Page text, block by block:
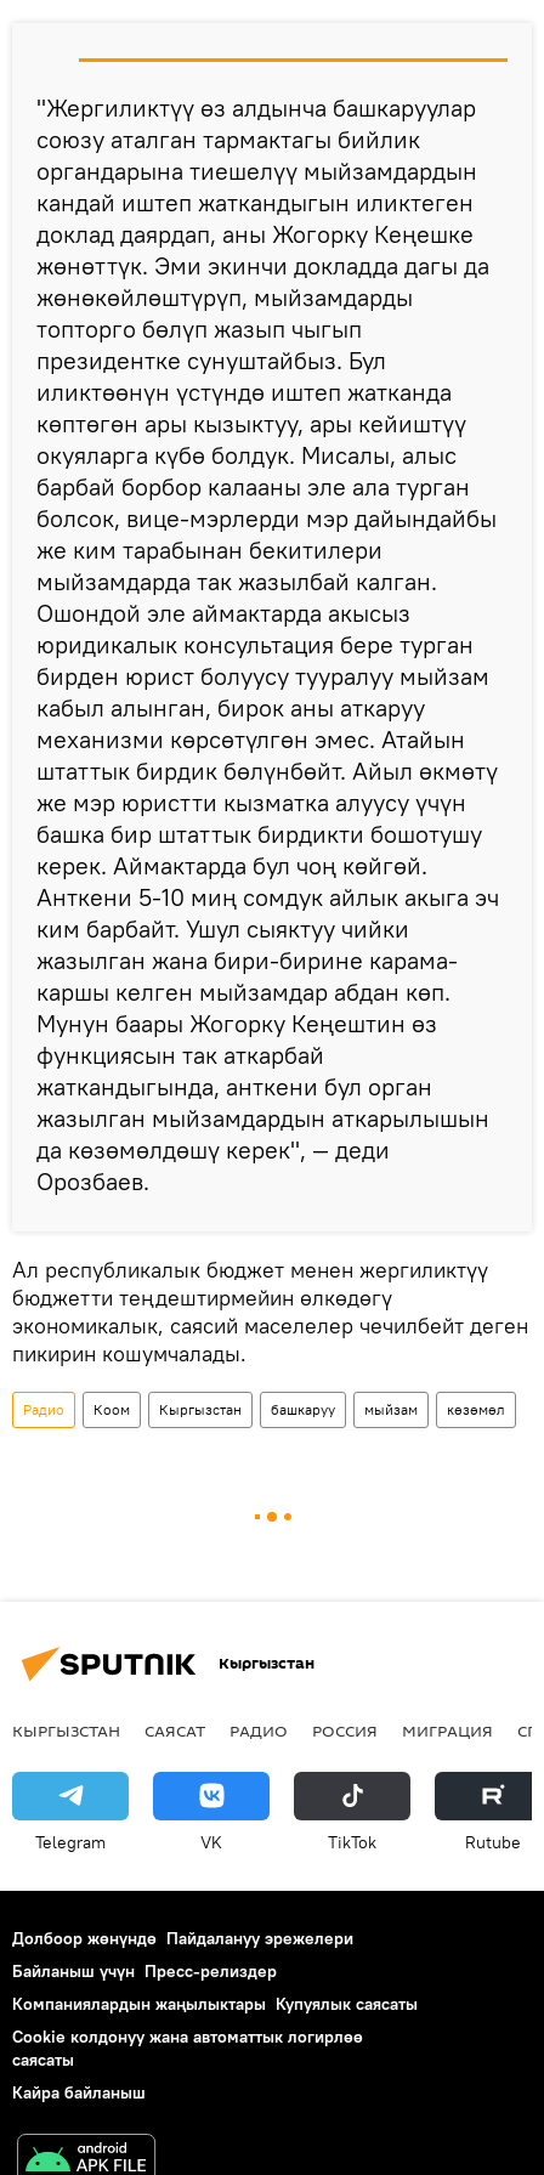
"Жергиликтүү өз алдынча башкаруулар
союзу аталган тармактагы бийлик
органдарына тиешелүү мыйзамдардын
кандай иштеп жаткандыгын иликтеген
доклад даярдап, аны Жогорку Кеңешке
жөнөттүк. Эми экинчи докладда дагы да
жөнөкөйлөштүрүп, мыйзамдарды
топторго бөлүп жазып чыгып
президентке сунуштайбыз. Бул
иликтөөнүн үстүндө иштеп жатканда
көптөгөн ары кызыктуу, ары кейиштүү
окуяларга күбө болдук. Мисалы, алыс
барбай борбор калааны эле ала турган
болсок, вице-мэрлерди мэр дайындайбы
же ким тарабынан бекитилери
мыйзамдарда так жазылбай калган.
Ошондой эле аймактарда акысыз
юридикалык консультация бере турган
бирден юрист болуусу тууралуу мыйзам
кабыл алынган, бирок аны аткаруу
механизми көрсөтүлгөн эмес. Атайын
штаттык бирдик бөлүнбөйт. Айыл өкмөтү
же мэр юристти кызматка алуусу үчүн
башка бир штаттык бирдикти бошотушу
керек. Аймактарда бул чоң көйгөй.
Анткени 5-10 миң сомдук айлык акыга эч
ким барбайт. Ушул сыяктуу чийки
жазылган жана бири-бирине карама-
каршы келген мыйзамдар абдан көп.
Мунун баары Жогорку Кеңештин өз
функциясын так аткарбай
жаткандыгында, анткени бул орган
жазылган мыйзамдардын аткарылышын
да көзөмөлдөшү керек", — деди
Орозбаев.
Ал республикалык бюджет менен жергиликтүү
бюджетти теңдештирмейин өлкөдөгү
экономикалык, саясий маселелер чечилбейт деген
пикирин кошумчалады.
Радио Коом Кыргызстан башкаруу мыйзам көзөмөл
Кыргызстан
КЫРГЫЗСТАН САЯСАТ РАДИО РОССИЯ МИГРАЦИЯ
Telegram VK ТikТоk Rutube
Долбоор жөнүндө Пайдалануу эрежелери
Байланыш үчүн Пресс-релиздер
Компаниялардын жаңылыктары Купуялык саясаты
Cookie колдонуу жана автоматтык логирлөө
саясаты
Кайра байланыш